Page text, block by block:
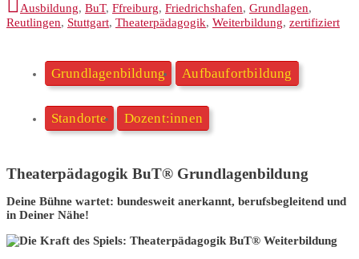
Ausbildung, BuT, Ffreiburg, Friedrichshafen, Grundlagen,
Reutlingen, Stuttgart, Theaterpädagogik, Weiterbildung, zertifiziert
Grundlagenbildung Aufbaufortbildung
Standorte Dozent:innen
Theaterpädagogik BuT® Grundlagenbildung
Deine Bühne wartet: bundesweit anerkannt, berufsbegleitend und
in Deiner Nähe!